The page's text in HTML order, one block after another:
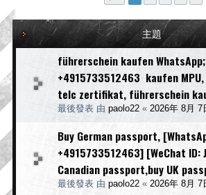
主題
führerschein kaufen WhatsApp;
+4915733512463 kaufen
telc zertifikat, führerschein
最後發表 由 paolo22 « 2026年 8月 7
Buy German passport,
+4915733512463] [WeChat ID:
Canadian passport,buy UK
最後發表 由 paolo22 « 2026年 8月 7